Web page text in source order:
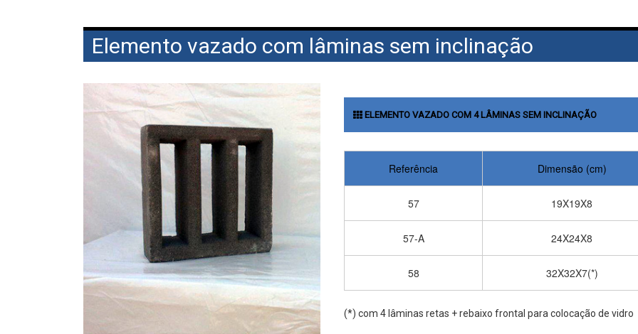
Elemento vazado com lâminas sem inclinação
ELEMENTO VAZADO COM 4 LÂMINAS SEM INCLINAÇÃO
Referência Dimensão (cm)
57 19X19X8
57-A 24X24X8
58 32X32X7(*)
(*) com 4 lâminas retas + rebaixo frontal para colocação de vidro